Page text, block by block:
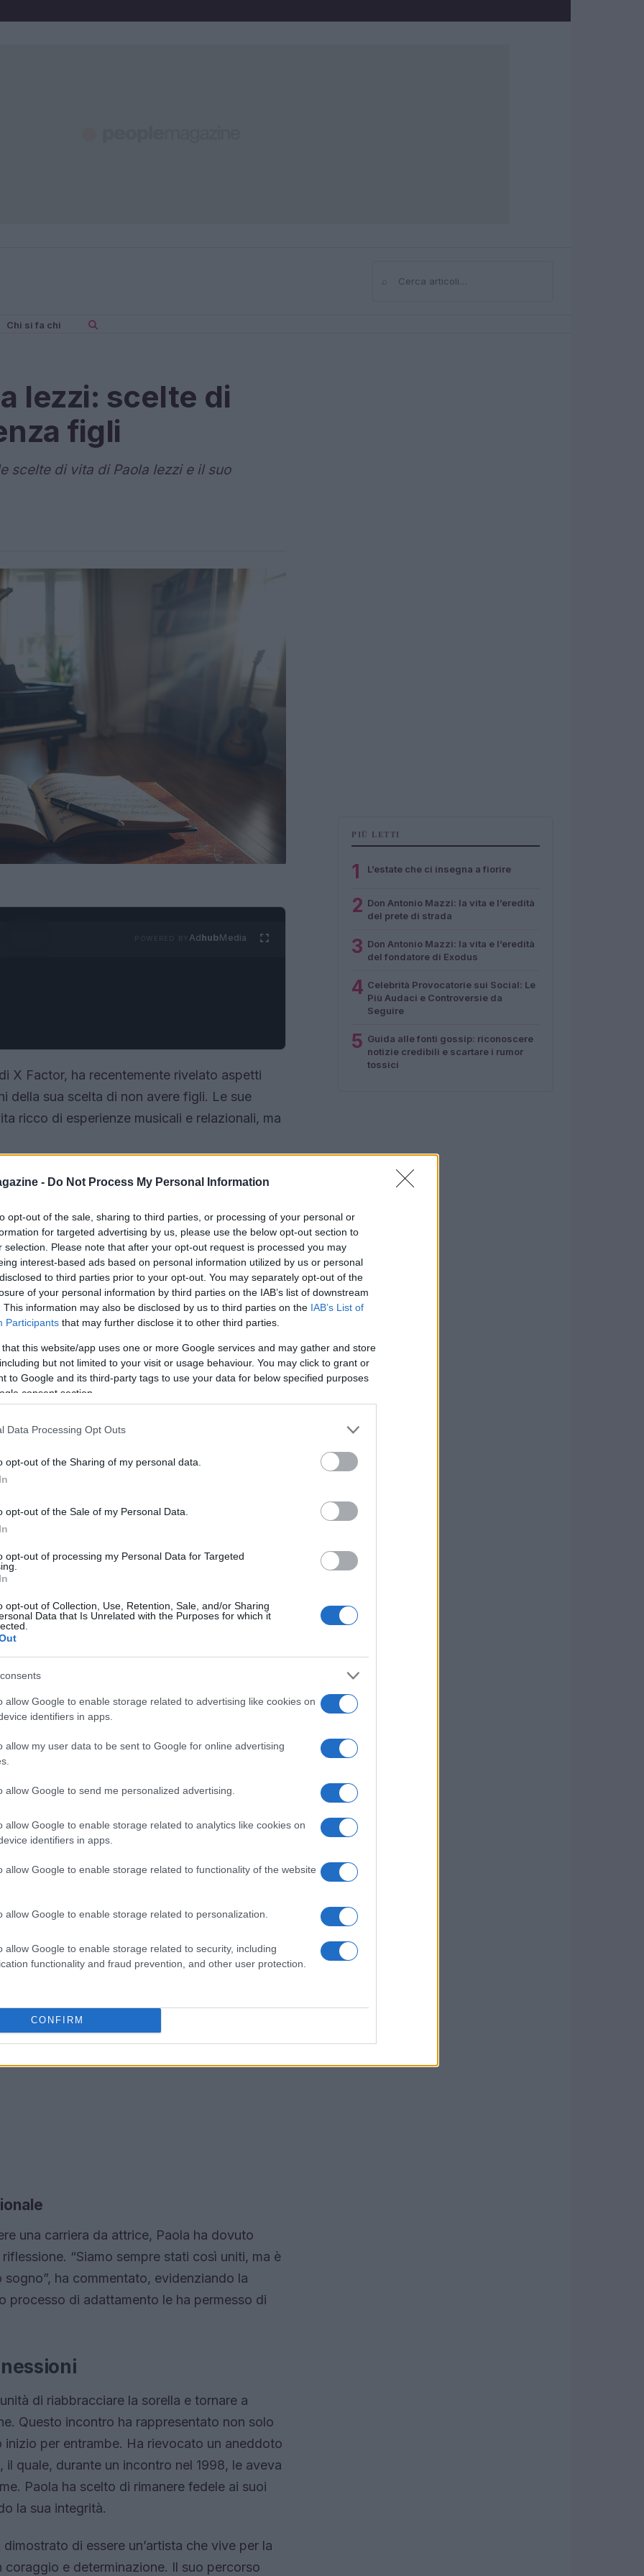
- Do Not Process My Personal Information
opt-out of the sale, sharing to third parties, or processing of your personal or
for targeted advertising by us, please use the below opt-out section to
selection. Please note that after your opt-out request is processed you may
interest-based ads based on personal information utilized by us or personal
to third parties prior to your opt-out. You may separately opt-out of the
of your personal information by third parties on the IAB’s list of downstream
This information may also be disclosed by us to third parties on the IAB’s List of
Participants that may further disclose it to other third parties.
that this website/app uses one or more Google services and may gather and store
but not limited to your visit or usage behaviour. You may click to grant or
to Google and its third-party tags to use your data for below specified purposes
consent section.
Data Processing Opt Outs
opt-out of the Sharing of my personal data.
opt-out of the Sale of my Personal Data.
opt-out of processing my Personal Data for Targeted
opt-out of Collection, Use, Retention, Sale, and/or Sharing
Data that Is Unrelated with the Purposes for which it
allow Google to enable storage related to advertising like cookies on
identifiers in apps.
allow my user data to be sent to Google for online advertising
allow Google to send me personalized advertising.
allow Google to enable storage related to analytics like cookies on
identifiers in apps.
allow Google to enable storage related to functionality of the website
allow Google to enable storage related to personalization.
allow Google to enable storage related to security, including
functionality and fraud prevention, and other user protection.
CONFIRM
⌕Cerca
Chi si fa chi
Iezzi: scelte di
figli
scelte di vita di Paola Iezzi e il suo
AdhubMedia
X Factor, ha recentemente rivelato aspetti
della sua scelta di non avere figli. Le sue
ricco di esperienze musicali e relazionali, ma
scelte personali
come le
Nonostante il successo nel mondo della
riguardo alla sua vita privata. “Avrei
ha affermato, evidenziando il conflitto tra
relazione passata in cui si è sentita “in
l’ha portata a riflettere su cosa significhi
vita. Paola ha sottolineato l’importanza di
conformarsi alle aspettative altrui,
vincoli.
successi
band
Insieme alla sorella Chiara, ha formato il
successo negli anni 2000. Tuttavia, la
ma necessaria, in quanto entrambe
una carriera da attrice, Paola ha dovuto
“Siamo sempre stati così uniti, ma è
ha commentato, evidenziando la
processo di adattamento le ha permesso di
di riabbracciare la sorella e tornare a
Questo incontro ha rappresentato non solo
per entrambe. Ha rievocato un aneddoto
quale, durante un incontro nel 1998, le aveva
Paola ha scelto di rimanere fedele ai suoi
la sua integrità.
di essere un’artista che vive per la
e determinazione. Il suo percorso
PIÙ LETTI
1 L’estate che ci insegna a fiorire
2 Don Antonio Mazzi: la vita e l’eredità
del prete di strada
3 Don Antonio Mazzi: la vita e l’eredità
del fondatore di Exodus
4 Celebrità Provocatorie sui Social: Le
Più Audaci e Controversie da
Seguire
5 Guida alle fonti gossip: riconoscere
notizie credibili e scartare i rumor
tossici